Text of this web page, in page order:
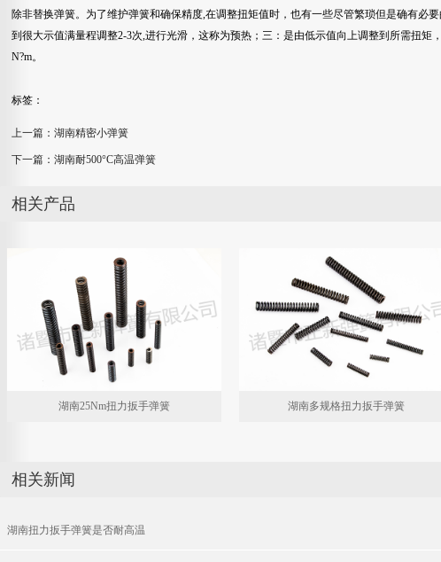
除非替换弹簧。为了维护弹簧和确保精度,在调整扭矩值时，也有一些尽管繁琐但是确有必
到很大示值满量程调整2-3次,进行光滑，这称为预热；三：是由低示值向上调整到所需扭矩
N?m。
标签：
上一篇： 湖南精密小弹簧
下一篇： 湖南耐500°C高温弹簧
相关产品
湖南25Nm扭力扳手弹簧 湖南多规格扭力扳手弹簧
相关新闻
湖南扭力扳手弹簧是否耐高温